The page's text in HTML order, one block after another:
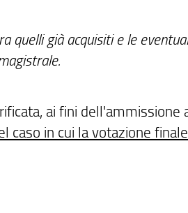
quelli già acquisiti e le
ai fini dell'ammissione
caso in cui la votazione